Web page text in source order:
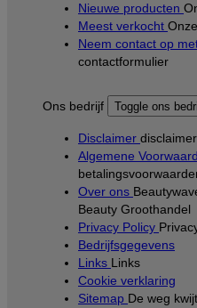
Nieuwe producten
Meest verkocht
Neem contact op
contactformulier
Ons bedrijf Toggle ons
Disclaimer disclaimer
Algemene
Over ons
Beauty Groothandel
Privacy Policy
Bedrijfsgegevens
Links Links
Cookie verklaring
Sitemap De weg